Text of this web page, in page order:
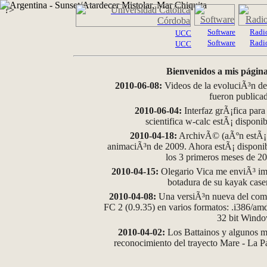
?>
UCC
UCC
Software
Software
Bienvenidos a mis
2010-06-08: Videos de la evoluciÃ³n
fueron
2010-06-04: Interfaz grÃ¡fica
scientifica w-calc estÃ¡
2010-04-18: ArchivÃ© (aÃºn
animaciÃ³n de 2009. Ahora estÃ¡
los 3 primeros meses de
2010-04-15: Olegario Vica me enviÃ³
botadura de su kayak
2010-04-08: Una versiÃ³n nueva del
FC 2 (0.9.35) en varios formatos: .i386/
32 bit
2010-04-02: Los Battainos y algunos
reconocimiento del trayecto Mare - La